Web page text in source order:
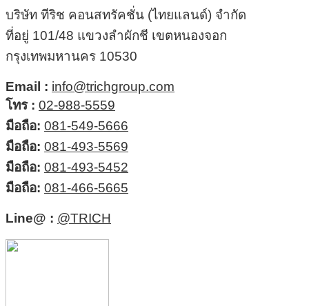
บริษัท ทีริช คอนสทรัคชั่น (ไทยแลนด์) จำกัด
ที่อยู่ 101/48 แขวงลำผักชี เขตหนองจอก
กรุงเทพมหานคร 10530
Email : info@trichgroup.com
โทร : 02-988-5559
มือถือ: 081-549-5666
มือถือ: 081-493-5569
มือถือ: 081-493-5452
มือถือ: 081-466-5665
Line@ : @TRICH